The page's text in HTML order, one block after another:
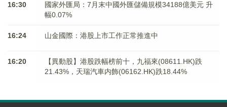
16:30
國家外匯局：7月末中國外匯儲備規模34188億美元 升
幅0.07%
16:24 山金國際：港股上市工作正常推進中
16:20
【異動股】港股跌幅榜前十，九福來(08611.HK)跌
21.43%，天瑞汽車内飾(06162.HK)跌18.44%